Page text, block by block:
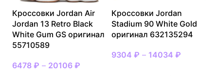
Кроссовки Jordan Air
Jordan 13 Retro Black
White Gum GS оригинал
55710589
6478 ₽ – 20106 ₽
Кроссовки Jordan
Stadium 90 White Gold
оригинал 632135294
9304 ₽ – 14034 ₽